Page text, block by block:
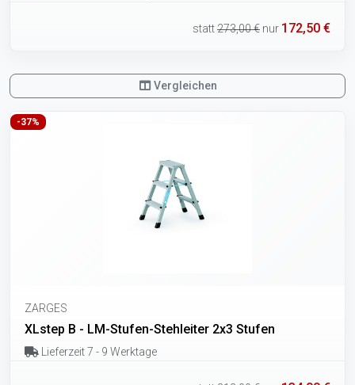
statt273,00 € nur 172,50 €
Vergleichen
-37%
ZARGES
XLstep B - LM-Stufen-Stehleiter 2x3 Stufen
Lieferzeit 7 - 9 Werktage